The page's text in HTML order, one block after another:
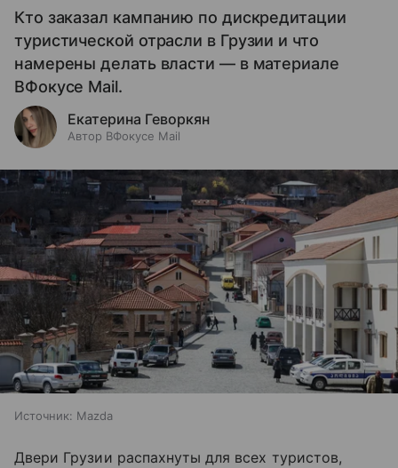
Кто заказал кампанию по дискредитации
туристической отрасли в Грузии и что
намерены делать власти — в материале
ВФокусе Mail.
Екатерина Геворкян
Автор ВФокусе Mail
Источник: Mazda
Двери Грузии распахнуты для всех туристов,